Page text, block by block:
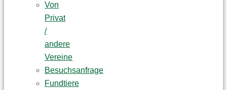
Von
Privat
/
andere
Vereine
Besuchsanfrage
Fundtiere